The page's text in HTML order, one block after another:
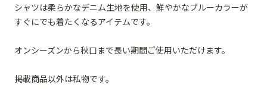
シャツは柔らかなデニム生地を使用、鮮やかなブルーカラーが
すぐにでも着たくなるアイテムです。
オンシーズンから秋口まで長い期間ご使用いただけます。
掲載商品以外は私物です。